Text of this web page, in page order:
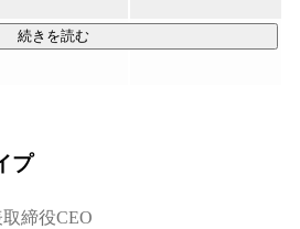
い一方で、未経験者を採用し開発を
なく、教育と開発どちらも行い、
続きを読む
プ
締役CEO